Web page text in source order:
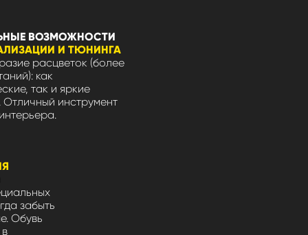
ВОЗМОЖНОСТИ
И ТЮНИНГА
расцветок (более
как
так и яркие
инструмент
забыть
Обувь